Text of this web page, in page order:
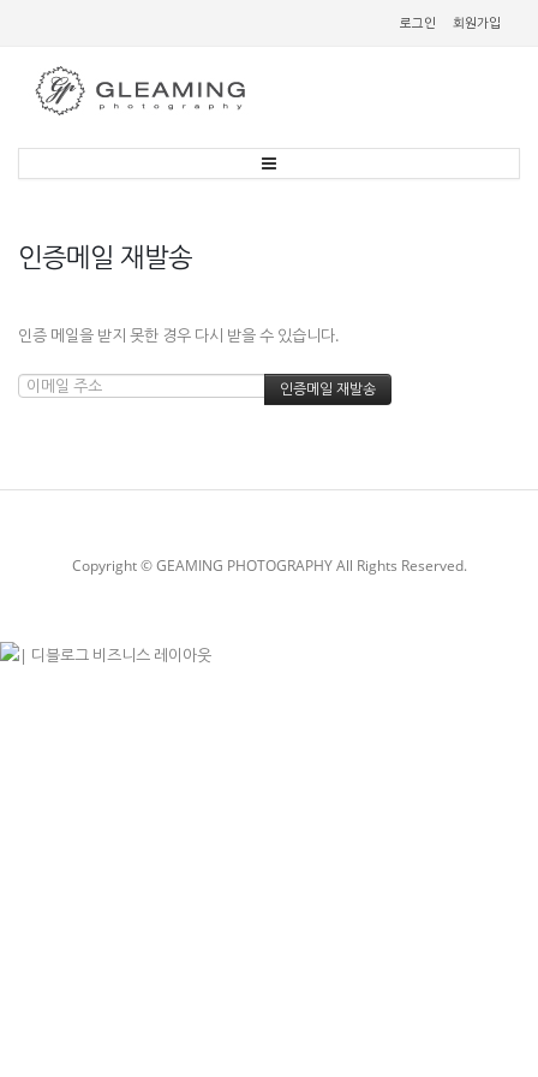
로그인 회원가입
인증메일 재발송
인증 메일을 받지 못한 경우 다시 받을 수 있습니다.
Copyright © GEAMING PHOTOGRAPHY All Rights Reserved.